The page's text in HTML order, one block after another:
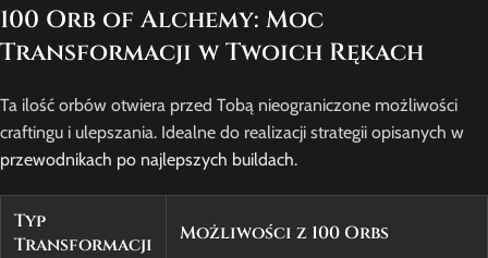
100 Orb of Alchemy: Moc
Transformacji w Twoich Rękach
Ta ilość orbów otwiera przed Tobą nieograniczone możliwości
craftingu i ulepszania. Idealne do realizacji strategii opisanych w
przewodnikach po najlepszych buildach.
Typ
Transformacji
Możliwości z 100 Orbs